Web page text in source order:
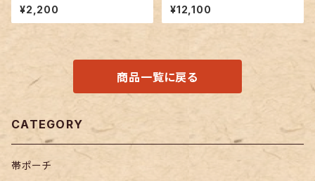
¥2,200 ¥12,100
商品一覧に戻る
CATEGORY
帯ポーチ